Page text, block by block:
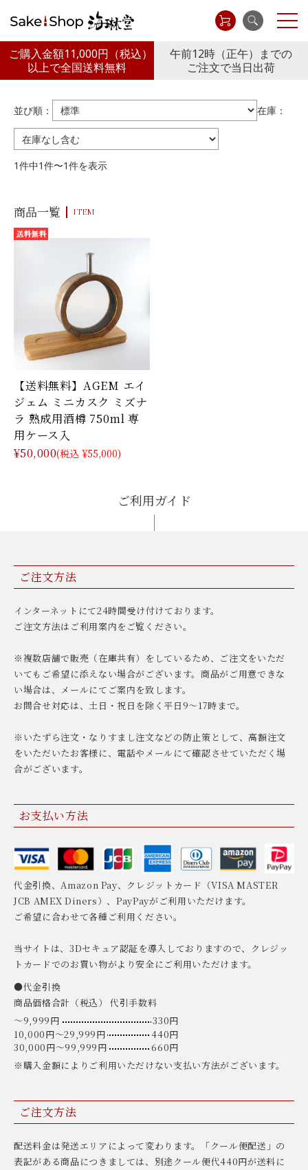
ご購入金額11,000円 （税込）
以上で全国送料無料
午前12時（正午）までの
ご注文で当日出荷
並び順： 在庫：
1件中1件〜1件を表示
商品一覧 ITEM
【送料無料】AGEM エイ
ジェム ミニカスク ミズナ
ラ 熟成用酒樽 750ml 専
用ケース入
¥50,000(税込 ¥55,000)
ご利用ガイド
ご注文方法
インターネットにて24時間受け付けております。
ご注文方法はご利用案内をご覧ください。
※複数店舗で販売（在庫共有）をしているため、ご注文をいただ
いてもご希望に添えない場合がございます。商品がご用意できな
い場合は、メールにてご案内を致します。
お問合せ対応は、土日・祝日を除く平日9〜17時まで。
※いたずら注文・なりすまし注文などの防止策として、高額注文
をいただいたお客様に、電話やメールにて確認させていただく場
合がございます。
お支払い方法
代金引換、Amazon Pay、クレジットカード（VISA MASTER
JCB AMEX Diners）、PayPayがご利用いただけます。
ご希望に合わせて各種ご利用ください。
当サイトは、3Dセキュア認証を導入しておりますので、クレジッ
トカードでのお買い物がより安全にご利用いただけます。
●代金引換
商品価格合計（税込） 代引手数料
〜9,999円
330円
10,000円〜29,999円
440円
30,000円〜99,999円
660円
※購入金額によりご利用いただけない支払い方法がございます。
ご注文方法
配送料金は発送エリアによって変わります。「クール便配送」の
表記がある商品につきましては、別途クール便代440円が送料に